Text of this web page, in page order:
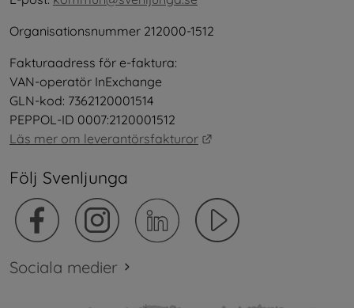
Organisationsnummer 212000-1512
Fakturaadress för e-faktura:
VAN-operatör InExchange
GLN-kod: 7362120001514
PEPPOL-ID 0007:2120001512
Läs mer om leverantörsfakturor
Följ Svenljunga
Sociala medier